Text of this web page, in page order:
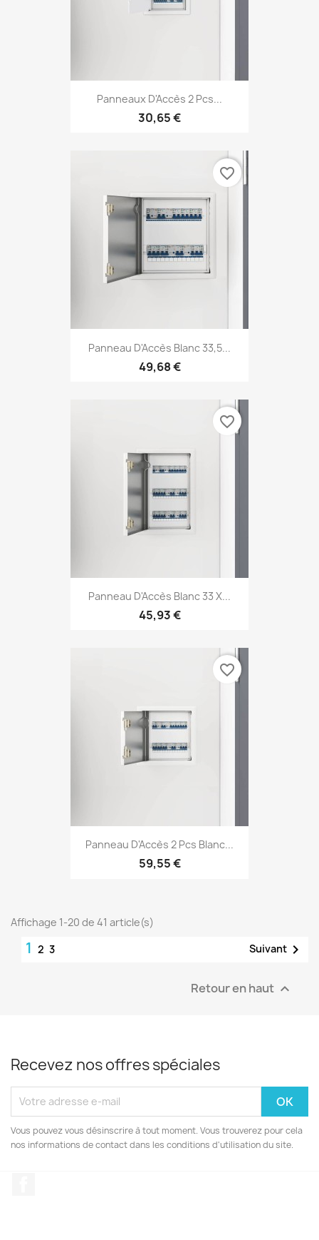
Panneaux D'Accès 2 Pcs...
30,65 €
Panneau D'Accès Blanc 33,5...
49,68 €
favorite_border
Panneau D'Accès Blanc 33 X...
45,93 €
favorite_border
Panneau D'Accès 2 Pcs Blanc...
59,55 €
favorite_border
Affichage 1-20 de 41 article(s)
1 2 3 Suivant 
Retour en haut 
Recevez nos offres spéciales
Vous pouvez vous désinscrire à tout moment. Vous trouverez pour cela
nos informations de contact dans les conditions d'utilisation du site.